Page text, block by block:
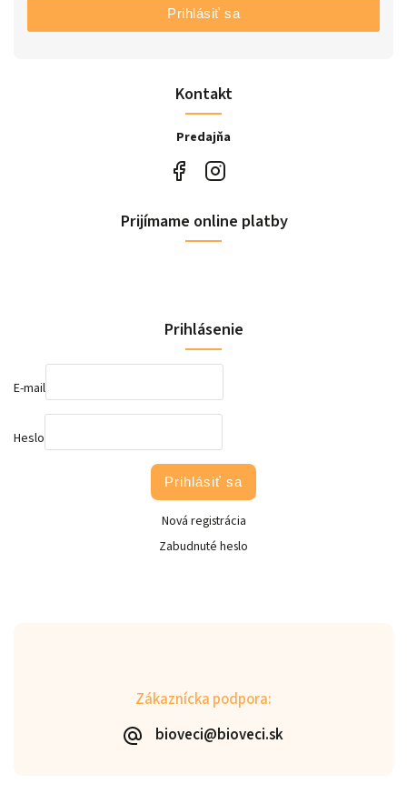
Zákaznícka podpora:
bioveci@bioveci.sk
Kontakt
Predajňa
Prihlásiť sa
Prijímame online platby
Prihlásenie
E-mail
Heslo
Prihlásiť sa
Nová registrácia
Zabudnuté heslo